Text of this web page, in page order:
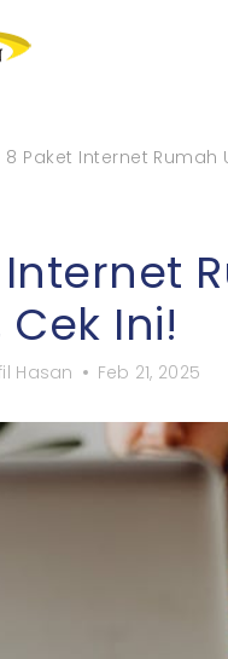
8 Paket Internet Rumah
Ini!
Hasan Feb 21, 2025